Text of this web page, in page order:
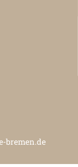
bremen.de